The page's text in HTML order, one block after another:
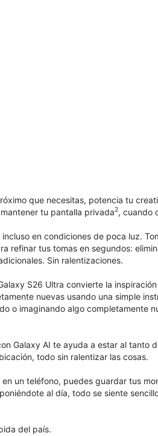
que necesitas, potencia tu
tu pantalla privada2, cuando
en condiciones de poca luz.
refinar tus tomas en segundos:
Sin ralentizaciones.
S26 Ultra convierte la
nuevas usando una simple
o imaginando algo completamente
Galaxy AI te ayuda a estar al tanto
todo sin ralentizar las cosas.
un teléfono, puedes guardar tus
al día, todo se siente
del país.